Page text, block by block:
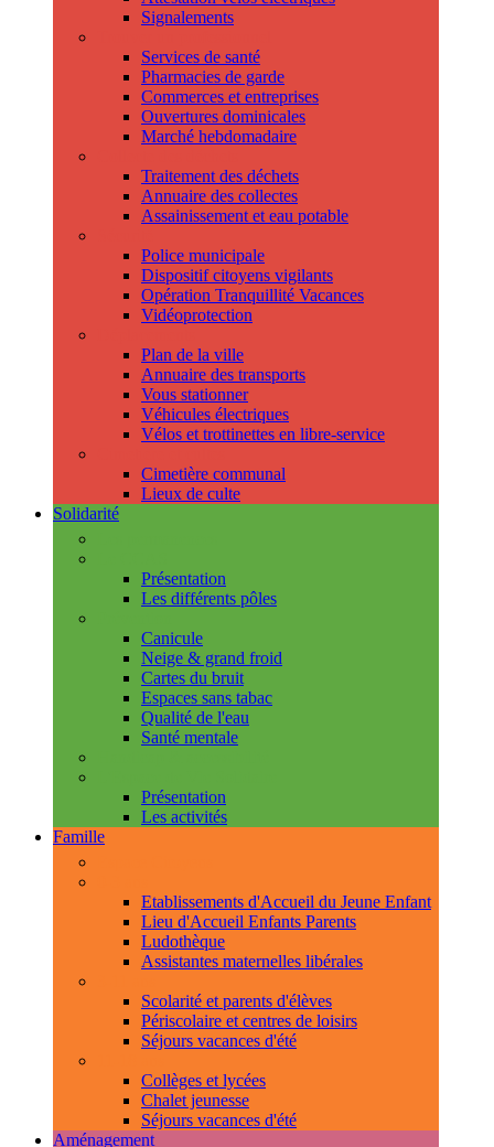
Signalements
Services de santé
Pharmacies de garde
Commerces et entreprises
Ouvertures dominicales
Marché hebdomadaire
Traitement des déchets
Annuaire des collectes
Assainissement et eau potable
Police municipale
Dispositif citoyens vigilants
Opération Tranquillité Vacances
Vidéoprotection
Plan de la ville
Annuaire des transports
Vous stationner
Véhicules électriques
Vélos et trottinettes en libre-service
Cimetière communal
Lieux de culte
Solidarité
Présentation
Les différents pôles
Canicule
Neige & grand froid
Cartes du bruit
Espaces sans tabac
Qualité de l'eau
Santé mentale
Présentation
Les activités
Famille
Etablissements d'Accueil du Jeune Enfant
Lieu d'Accueil Enfants Parents
Ludothèque
Assistantes maternelles libérales
Scolarité et parents d'élèves
Périscolaire et centres de loisirs
Séjours vacances d'été
Collèges et lycées
Chalet jeunesse
Séjours vacances d'été
Aménagement